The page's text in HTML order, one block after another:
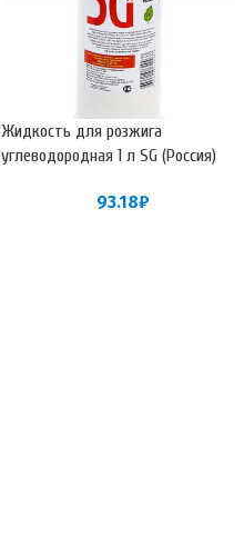
Жидкость для розжига
углеводородная 1 л SG (Россия)
93.18₽